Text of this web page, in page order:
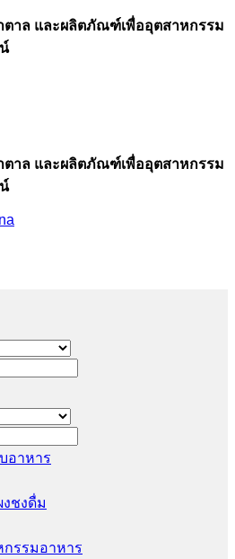
ตาล และผลิตภัณฑ์เพื่ออุตสาหกรรม
ตาล และผลิตภัณฑ์เพื่ออุตสาหกรรม
อาหาร
งชงดื่ม
กรรมอาหาร